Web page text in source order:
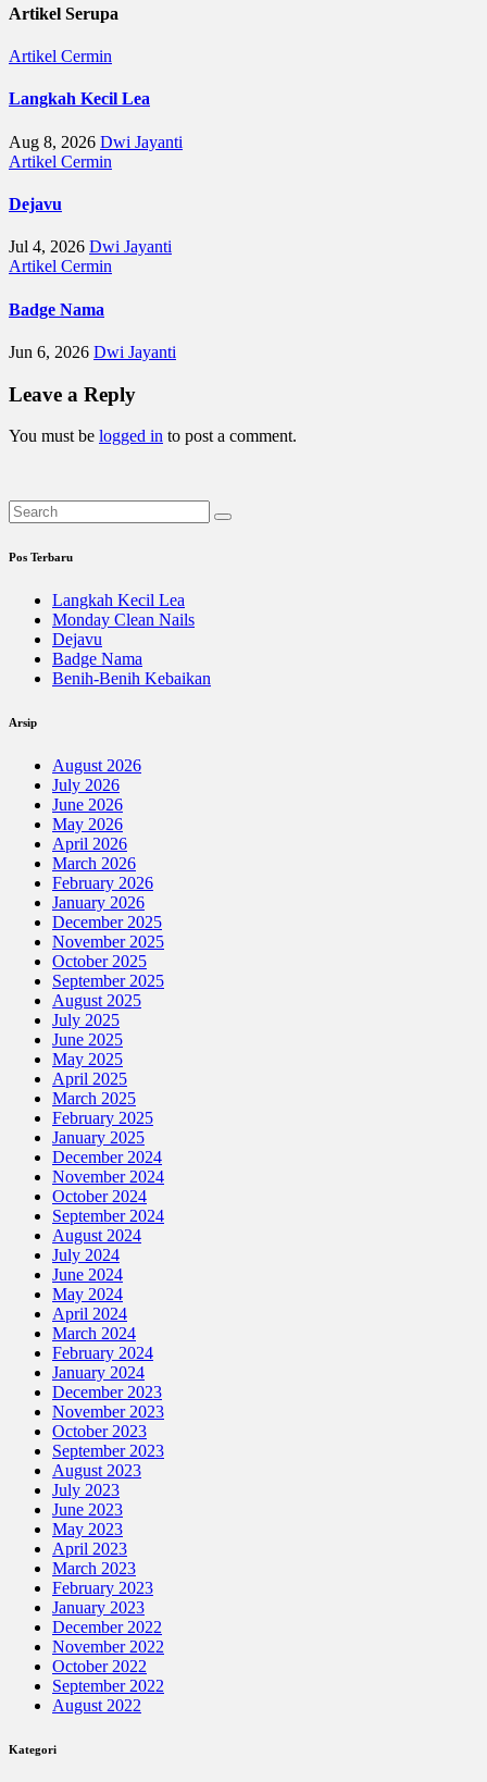
Artikel Serupa
Artikel Cermin
Langkah Kecil Lea
Aug 8, 2026 Dwi Jayanti
Artikel Cermin
Dejavu
Jul 4, 2026 Dwi Jayanti
Artikel Cermin
Badge Nama
Jun 6, 2026 Dwi Jayanti
Leave a Reply
You must be logged in to post a comment.
Pos Terbaru
Langkah Kecil Lea
Monday Clean Nails
Dejavu
Badge Nama
Benih-Benih Kebaikan
Arsip
August 2026
July 2026
June 2026
May 2026
April 2026
March 2026
February 2026
January 2026
December 2025
November 2025
October 2025
September 2025
August 2025
July 2025
June 2025
May 2025
April 2025
March 2025
February 2025
January 2025
December 2024
November 2024
October 2024
September 2024
August 2024
July 2024
June 2024
May 2024
April 2024
March 2024
February 2024
January 2024
December 2023
November 2023
October 2023
September 2023
August 2023
July 2023
June 2023
May 2023
April 2023
March 2023
February 2023
January 2023
December 2022
November 2022
October 2022
September 2022
August 2022
Kategori